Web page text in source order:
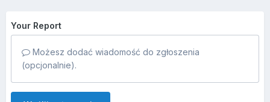
Your Report
Możesz dodać wiadomość do zgłoszenia
(opcjonalnie).